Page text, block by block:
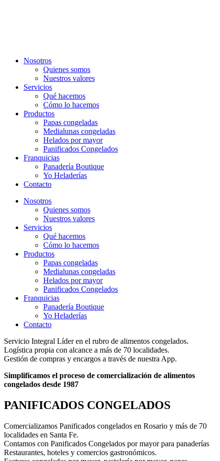
Nosotros
Quienes somos
Nuestros valores
Servicios
Qué hacemos
Cómo lo hacemos
Productos
Papas congeladas
Medialunas congeladas
Helados por mayor
Panificados Congelados
Franquicias
Panadería Boutique
Yo Heladerías
Contacto
Nosotros
Quienes somos
Nuestros valores
Servicios
Qué hacemos
Cómo lo hacemos
Productos
Papas congeladas
Medialunas congeladas
Helados por mayor
Panificados Congelados
Franquicias
Panadería Boutique
Yo Heladerías
Contacto
Servicio Integral Líder en el rubro de alimentos congelados.
Logística propia con alcance a más de 70 localidades​.
Gestión de compras y encargos a través de nuestra App.
Simplificamos el proceso de comercialización de alimentos
congelados desde 1987
PANIFICADOS CONGELADOS
Comercializamos Panificados congelados en Rosario y más de 70
localidades en Santa Fe.
Contamos con Panificados Congelados por mayor para panaderías
Restaurantes, hoteles y comercios gastronómicos.